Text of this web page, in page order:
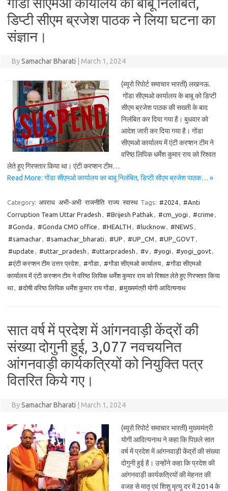
डिप्टी सीएम ब्रजेश पाठक ने लिया घटना का
संज्ञान।
BySamachar Bharati March 1, 2024
(ब्यूरो रिपोर्ट समाचार भारती) लखनऊ.
गोंडा सीएमओ कार्यालय के बाबू को डिप्टी
सीएम ब्रजेश पाठक की सख्ती के बाद
निलंबित कर दिया गया है। बुधवार को
आदेश जारी कर दिया गया है। गोंडा
सीएमओ कार्यालय में एंटी करप्शन टीम ने
वरिष्ठ लिपिक धर्मेश कुमार राय को रिश्वत
लेते हुए गिरफ्तार किया था। एंटी करप्शन टीम…
Read More: गोंडा सीएमओ कार्यालय का बाबू निलंबित, डिप्टी सीएम ब्रजेश पाठक… »
Category: अपराध अभी-अभी राजनीति राज्य स्वास्थ Tags: #2024, #Anti
Corruption Team Uttar Pradesh , #Brijesh Pathak , #cm_yogi , #crime ,
#Gonda , #Gonda CMO office , #HEALTH , #lucknow, #NEWS ,
#samachar, #samachar_bharati , #UP , #UP_CM , #UP_GOVT ,
#update , #uttar_pradesh , #uttarpradesh , #v, #yogi , #yogi_govt,
#एंटी करप्शन टीम उत्तर प्रदेश, #गोंडा, #गोंडा सीएमओ कार्यालय, #गोंडा सीएमओ
कार्यालय में एंटी करप्शन टीम ने वरिष्ठ लिपिक धर्मेश कुमार राय को रिश्वत लेते हुए गिरफ्तार किया
था, #दोषी वरिष्ठ लिपिक धर्मेश कुमार राय गोंडा, #मुख्यमंत्री योगी आदित्यनाथ
सात वर्ष में प्रदेश में आंगनवाड़ी केंद्रों की
संख्या दोगुनी हुई, 3,077 नवचयनित
आंगनवाड़ी कार्यकत्रियों को नियुक्ति पत्र
वितरित किये गए।
BySamachar Bharati March 1, 2024
(ब्यूरो रिपोर्ट समाचार भारती) मुख्यमंत्री
योगी आदित्यनाथ ने कहा कि पिछले सात
वर्ष में प्रदेश में आंगनवाड़ी केंद्रों की संख्या
दोगुनी हुई है। उन्होंने कहा कि प्रदेश की
आंगनवाड़ी कार्यकत्रियों की मेहनत की
वजह से मातृ एवं शिशु मृत्यु दर में 2014 के